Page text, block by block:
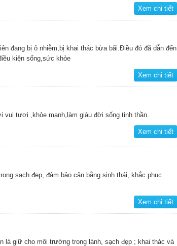
Xem chi tiết
đang bị ô nhiễm,bị khai thác bừa bãi.Điều đó đã dẫn đến
kiện sống,sức khỏe
Xem chi tiết
vui tươi ,khỏe mạnh,làm giàu đời sống tinh thần.
Xem chi tiết
sạch đẹp, đảm bảo cân bằng sinh thái, khắc phục
Xem chi tiết
là giữ cho môi trường trong lành, sạch đẹp ; khai thác và